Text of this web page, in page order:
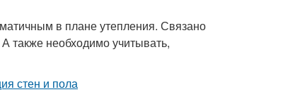
в плане утепления. Связано
также необходимо учитывать,